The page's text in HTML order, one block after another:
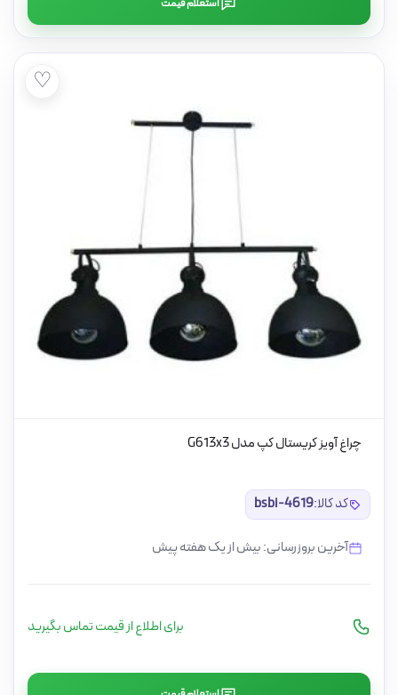
استعلام قیمت
♡
چراغ آویز کریستال کپ مدل G613x3
کد کالا:bsbi-4619
آخرین بروزرسانی: بیش از یک هفته پیش
برای اطلاع از قیمت تماس بگیرید